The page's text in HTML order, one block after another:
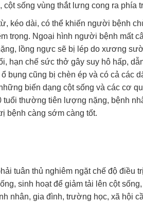
sống vùng thắt lưng cong ra phía
kéo dài, có thể khiến người bệnh
trọng. Ngoại hình người bệnh mất
lồng ngực sẽ bị lép do xương
hạn chế sức thở gây suy hô hấp,
bụng cũng bị chèn ép và có cả các
biến dạng cột sống và các cơ
tuổi thường tiên lượng nặng, bệnh
bệnh càng sớm càng tốt.
tuân thủ nghiêm ngặt chế độ điều
sinh hoạt để giảm tải lên cột
nhân, gia đình, trường học, xã hội